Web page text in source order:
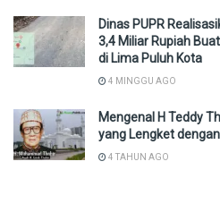
Dinas PUPR
3,4 Miliar Rupiah
di Lima Puluh Kota
4 MINGGU AGO
Mengenal H Teddy
yang Lengket
4 TAHUN AGO